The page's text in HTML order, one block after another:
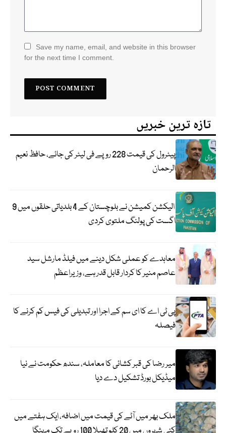
Save my name, email, and website in this browser
for the next time I comment.
تازہ ترین خبریں
پیٹرول کی قیمت 228 روپے فی لیٹر کی جائے، حافظ نعیم
الرحمان
الیکشن کمیشن نے بلوچستان کے 4 بلدیاتی حلقوں میں 9
اگست کی پولنگ ملتوی کردی
معاہدے کو عملی شکل دینے میں فیلڈ مارشل سید
عاصم منیر کا کردار قابل قدر ہے، وزیراعظم
پی ٹی اے کا ای سم کے اجرا اور تبدیلی کی فیس کم کرنے کا
فیصلہ
میر رضا کی قبر کشائی کا معاملہ، سندھ حکومت نے نیا
میڈیکل بورڈ تشکیل دے دیا
ملک بھر میں آٹے کی قیمت میں اضافہ، ایک ہفتے میں